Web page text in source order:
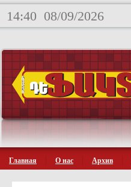
14:40 08/09/2026
Главная О нас Архив